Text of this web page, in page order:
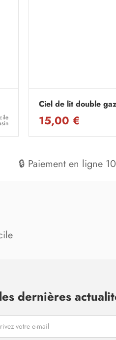
Ciel de lit double
15,00 €
🔒 Paiement en ligne
dernières